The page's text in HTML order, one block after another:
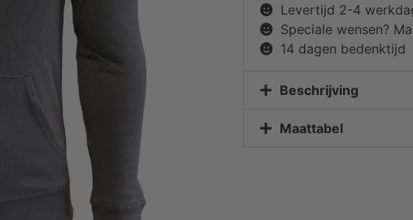
Levertijd 2-4
Speciale wensen?
14 dagen bedenktijd
Beschrijving
Maattabel